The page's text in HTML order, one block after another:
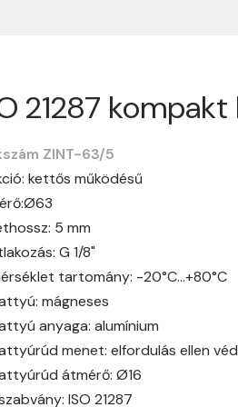
21287
ZINT-63/5
kettős működésű
5 mm
G 1/8"
tartomány: -20°C…+80°C
mágneses
anyaga: alumínium
menet: elfordulás ellen
átmérő: Ø16
ISO 21287
köszönjük, hogy
gördülékenyen és
hosszabb ideig tart, előre
Szállítási díj:
A szállítási díj függ
megtekinthetitek, mielőtt a